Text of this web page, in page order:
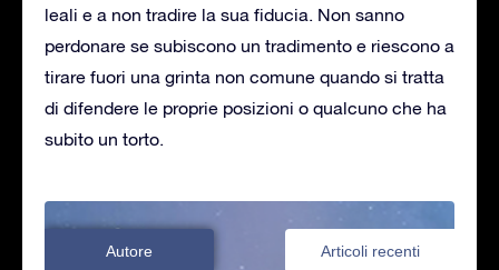
leali e a non tradire la sua fiducia. Non sanno
perdonare se subiscono un tradimento e riescono a
tirare fuori una grinta non comune quando si tratta
di difendere le proprie posizioni o qualcuno che ha
subito un torto.
Autore Articoli recenti